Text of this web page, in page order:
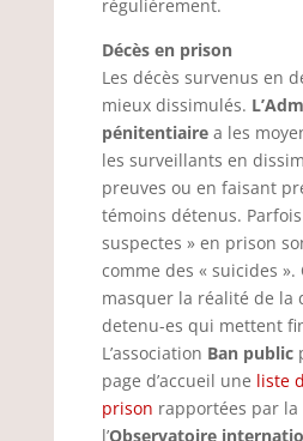
régulièrement.
Décès en prison
Les décès survenus en
mieux dissimulés.
pénitentiairea les
les surveillants en
preuves ou en faisant
témoins détenus.
suspectes » en prison
comme des « suicides ».
masquer la réalité de la
detenu-es qui mettent
L’association Ban public
page d’accueil une liste
prison rapportées par la
l’Observatoire